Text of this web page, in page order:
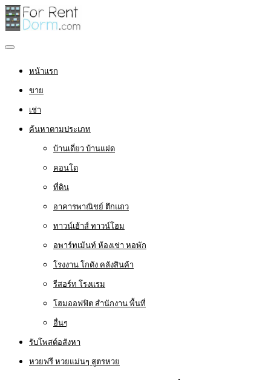
หน้าแรก
ขาย
เช่า
ค้นหาตามประเภท
บ้านเดี่ยว บ้านแฝด
คอนโด
ที่ดิน
อาคารพาณิชย์ ตึกแถว
ทาวน์เฮ้าส์ ทาวน์โฮม
อพาร์ทเม้นท์ ห้องเช่า หอพัก
โรงงาน โกดัง คลังสินค้า
รีสอร์ท โรงแรม
โฮมออฟฟิต สำนักงาน พื้นที่
อื่นๆ
รับโพสต์อสังหา
หวยฟรี หวยแม่นๆ สูตรหวย